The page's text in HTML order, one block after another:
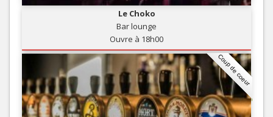
Le Choko
Bar lounge
Ouvre à 18h00
Coup de coeur